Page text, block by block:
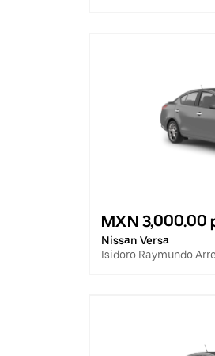
MXN 3,000.00
Nissan Versa
Isidoro Raymundo